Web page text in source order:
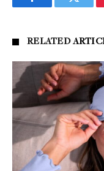
Facebook
RELATED